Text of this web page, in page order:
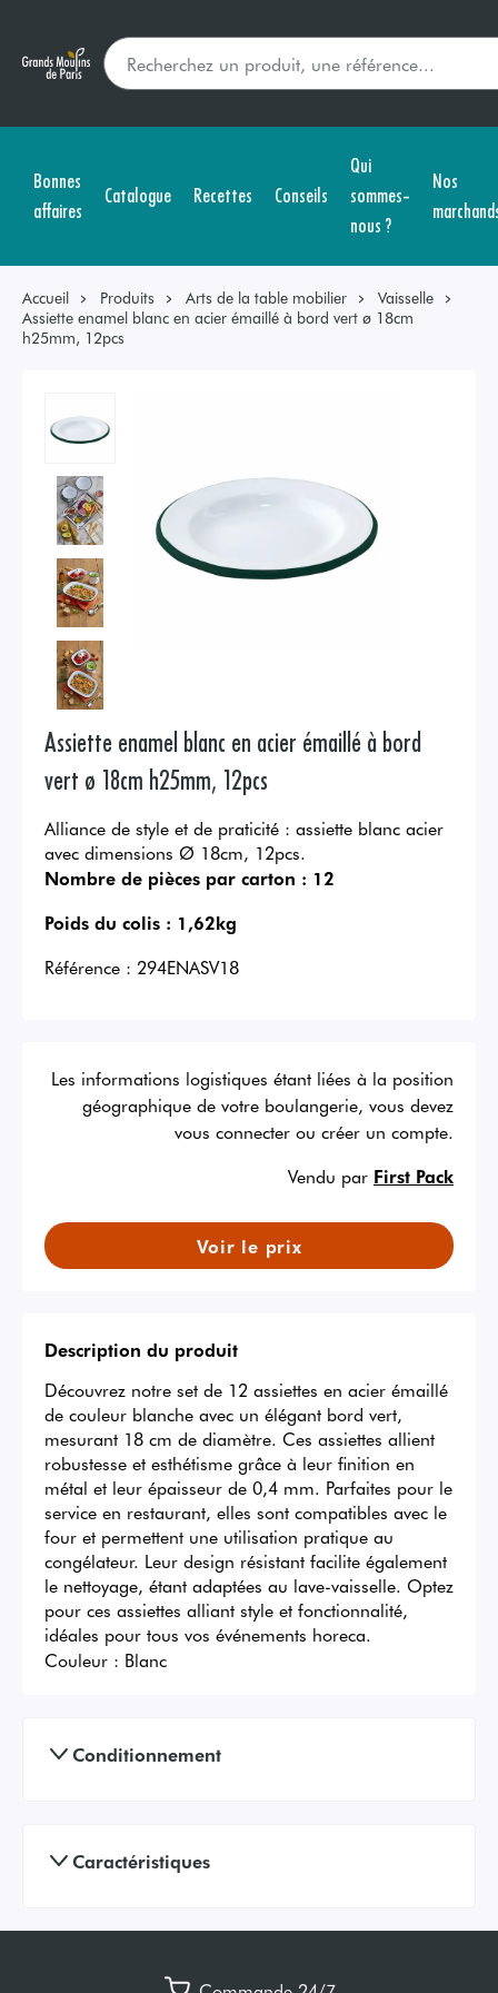
Bonnes
affaires
Catalogue Recettes Conseils
Qui
sommes-
nous ?
Nos
Accueil Produits Arts de la table mobilier
Vaisselle
Assiette enamel blanc en acier émaillé à bord vert ø 18cm
h25mm, 12pcs
Assiette enamel blanc en acier émaillé à bord
vert ø 18cm h25mm, 12pcs
Alliance de style et de praticité : assiette blanc acier
avec dimensions Ø 18cm, 12pcs.
Nombre de pièces par carton : 12
Poids du colis : 1,62kg
Référence : 294ENASV18
Les informations logistiques étant liées à la position
géographique de votre boulangerie, vous devez
vous connecter ou créer un compte.
Vendu par First Pack
Voir le prix
Description du produit
Découvrez notre set de 12 assiettes en acier émaillé
de couleur blanche avec un élégant bord vert,
mesurant 18 cm de diamètre. Ces assiettes allient
robustesse et esthétisme grâce à leur finition en
métal et leur épaisseur de 0,4 mm. Parfaites pour le
service en restaurant, elles sont compatibles avec le
four et permettent une utilisation pratique au
congélateur. Leur design résistant facilite également
le nettoyage, étant adaptées au lave-vaisselle. Optez
pour ces assiettes alliant style et fonctionnalité,
idéales pour tous vos événements horeca.
Couleur : Blanc
Conditionnement
Caractéristiques